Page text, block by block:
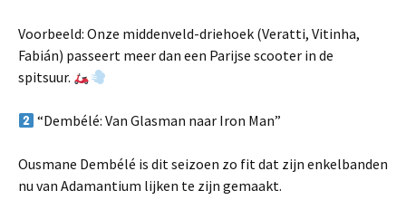
Voorbeeld: Onze middenveld-driehoek (Veratti, Vitinha,
Fabián) passeert meer dan een Parijse scooter in de
spitsuur.
“Dembélé: Van Glasman naar Iron Man”
Ousmane Dembélé is dit seizoen zo fit dat zijn enkelbanden
nu van Adamantium lijken te zijn gemaakt.